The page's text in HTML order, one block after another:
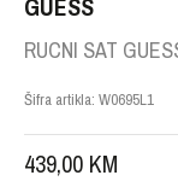
GUESS
RUCNI SAT
Šifra artikla: W0695L1
439,00 KM